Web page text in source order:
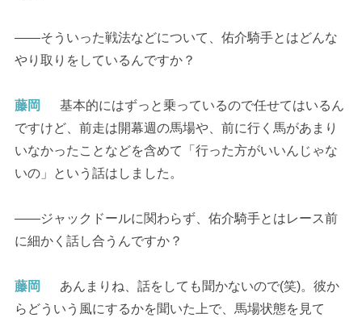
――そういった戦法などについて、佑介騎手とはどんな
やり取りをしているんですか？
藤岡
基本的にはずっと乗っているので任せてはいるん
ですけど、前走は開幕週の馬場や、前に行く馬があまり
いなかったことなどを含めて「行った方がいいんじゃな
いの」という話はしました。
――ジャックドールに関わらず、佑介騎手とはレース前
に細かく話し合うんですか？
藤岡
あんまりね、話をしても聞かないので(笑)。彼か
らどういう風にするかを聞いた上で、馬場状態を見て